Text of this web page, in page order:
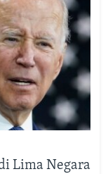
Lima Negara